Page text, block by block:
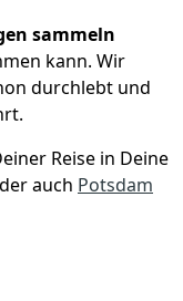
sammeln
kann. Wir
durchlebt und
Reise in Deine
auch Potsdam